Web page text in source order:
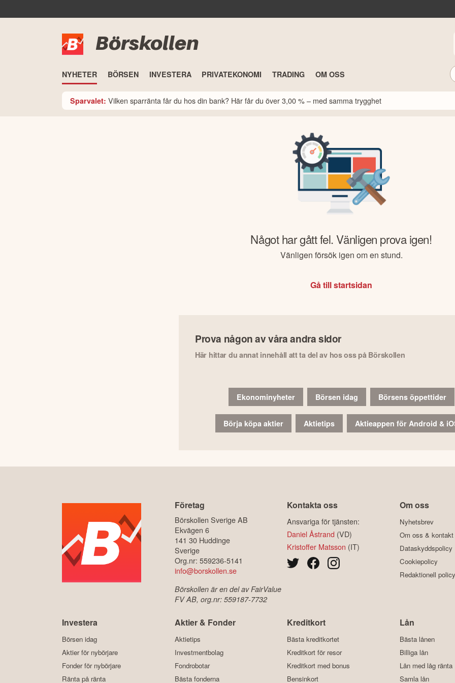
Börskollen
NYHETER BÖRSEN INVESTERA PRIVATEKONOMI TRADING OM OSS
Sparvalet: Vilken sparränta får du hos din bank? Här får du över 3,00 % – med samma trygghet
Något har gått fel. Vänligen prova igen!
Vänligen försök igen om en stund.
Gå till startsidan
Prova någon av våra andra sidor
Här hittar du annat innehåll att ta del av hos oss på Börskollen
Ekonominyheter Börsen idag Börsens öppettider
Börja köpa aktier Aktietips Aktieappen för Android &
Företag
Börskollen Sverige AB
Ekvägen 6
141 30 Huddinge
Sverige
Org.nr: 559236-5141
info@borskollen.se
Börskollen är en del av FairValue
FV AB, org.nr: 559187-7732
Kontakta oss
Ansvariga för tjänsten:
Daniel Åstrand (VD)
Kristoffer Matsson (IT)
Om oss
Nyhetsbrev
Om oss & kontakt
Dataskyddspolicy
Cookiepolicy
Redaktionell policy
Investera
Börsen idag
Aktier för nybörjare
Fonder för nybörjare
Ränta på ränta
Aktier & Fonder
Aktietips
Investmentbolag
Fondrobotar
Bästa fonderna
Kreditkort
Bästa kreditkortet
Kreditkort för resor
Kreditkort med bonus
Bensinkort
Lån
Bästa lånen
Billiga lån
Lån med låg ränta
Samla lån